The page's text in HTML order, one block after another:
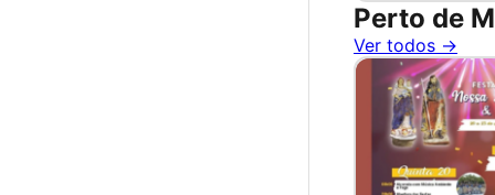
Perto de
Ver todos →